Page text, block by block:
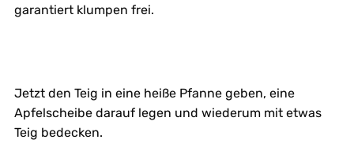
garantiert klumpen frei.
Jetzt den Teig in eine heiße Pfanne geben, eine
Apfelscheibe darauf legen und wiederum mit etwas
Teig bedecken.